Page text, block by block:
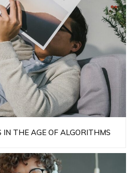
IN THE AGE OF ALGORITHMS